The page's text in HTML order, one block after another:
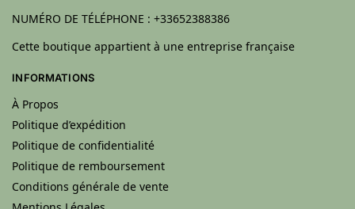
NUMÉRO DE TÉLÉPHONE : +33652388386
Cette boutique appartient à une entreprise française
INFORMATIONS
À Propos
Politique d’expédition
Politique de confidentialité
Politique de remboursement
Conditions générale de vente